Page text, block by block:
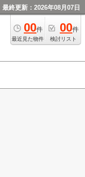
最終更新：2026年08月07日
00件
最近見た物件
00件
検討リスト